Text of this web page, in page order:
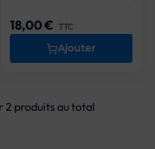
Prix
18,00 € TTC
Ajouter
2 produits au total